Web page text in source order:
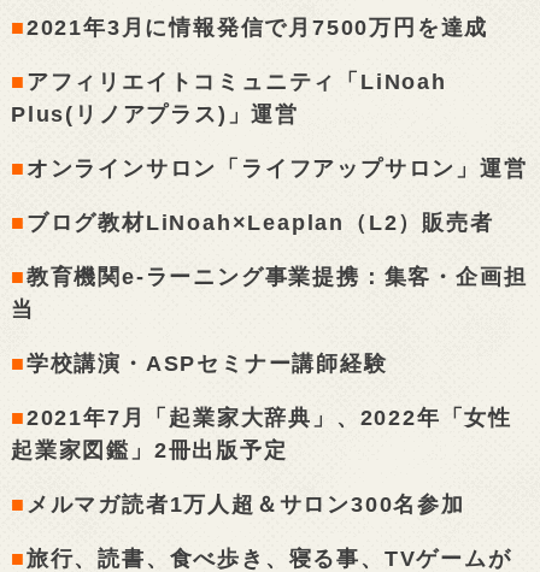
■2021年3月に情報発信で月7500万円を達成
■ アフィリエイトコミュニティ「LiNoah
Plus(リノアプラス)」運営
■ オンラインサロン「ライフアップサロン」運営
■ ブログ教材LiNoah×Leaplan（L2）販売者
■教育機関e-ラーニング事業提携：集客・企画担
当
■学校講演・ASPセミナー講師経験
■2021年7月「起業家大辞典」、2022年「女性
起業家図鑑」2冊出版予定
■ メルマガ読者1万人超＆サロン300名参加
■旅行、読書、食べ歩き、寝る事、TVゲームが